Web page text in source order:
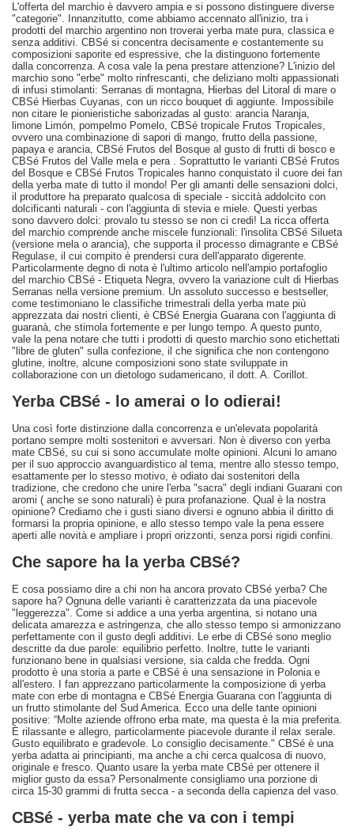
L'offerta del marchio è davvero ampia e si possono distinguere diverse
"categorie". Innanzitutto, come abbiamo accennato all'inizio, tra i
prodotti del marchio argentino non troverai yerba mate pura, classica e
senza additivi. CBSé si concentra decisamente e costantemente su
composizioni saporite ed espressive, che la distinguono fortemente
dalla concorrenza. A cosa vale la pena prestare attenzione? L'inizio del
marchio sono "erbe" molto rinfrescanti, che deliziano molti appassionati
di infusi stimolanti: Serranas di montagna, Hierbas del Litoral di mare o
CBSé Hierbas Cuyanas, con un ricco bouquet di aggiunte. Impossibile
non citare le pionieristiche saborizadas al gusto: arancia Naranja,
limone Limón, pompelmo Pomelo, CBSé tropicale Frutos Tropicales,
ovvero una combinazione di sapori di mango, frutto della passione,
papaya e arancia, CBSé Frutos del Bosque al gusto di frutti di bosco e
CBSé Frutos del Valle mela e pera . Soprattutto le varianti CBSé Frutos
del Bosque e CBSé Frutos Tropicales hanno conquistato il cuore dei fan
della yerba mate di tutto il mondo! Per gli amanti delle sensazioni dolci,
il produttore ha preparato qualcosa di speciale - siccità addolcito con
dolcificanti naturali - con l'aggiunta di stevia e miele. Questi yerbas
sono davvero dolci: provalo tu stesso se non ci credi! La ricca offerta
del marchio comprende anche miscele funzionali: l'insolita CBSé Silueta
(versione mela o arancia), che supporta il processo dimagrante e CBSé
Regulase, il cui compito è prendersi cura dell'apparato digerente.
Particolarmente degno di nota è l'ultimo articolo nell'ampio portafoglio
del marchio CBSé - Etiqueta Negra, ovvero la variazione cult di Hierbas
Serranas nella versione premium. Un assoluto successo e bestseller,
come testimoniano le classifiche trimestrali della yerba mate più
apprezzata dai nostri clienti, è CBSé Energia Guarana con l'aggiunta di
guaranà, che stimola fortemente e per lungo tempo. A questo punto,
vale la pena notare che tutti i prodotti di questo marchio sono etichettati
"libre de gluten" sulla confezione, il che significa che non contengono
glutine, inoltre, alcune composizioni sono state sviluppate in
collaborazione con un dietologo sudamericano, il dott. A. Corillot.
Yerba CBSé - lo amerai o lo odierai!
Una così forte distinzione dalla concorrenza e un'elevata popolarità
portano sempre molti sostenitori e avversari. Non è diverso con yerba
mate CBSé, su cui si sono accumulate molte opinioni. Alcuni lo amano
per il suo approccio avanguardistico al tema, mentre allo stesso tempo,
esattamente per lo stesso motivo, è odiato dai sostenitori della
tradizione, che credono che unire l'erba "sacra" degli indiani Guarani con
aromi ( anche se sono naturali) è pura profanazione. Qual è la nostra
opinione? Crediamo che i gusti siano diversi e ognuno abbia il diritto di
formarsi la propria opinione, e allo stesso tempo vale la pena essere
aperti alle novità e ampliare i propri orizzonti, senza porsi rigidi confini.
Che sapore ha la yerba CBSé?
E cosa possiamo dire a chi non ha ancora provato CBSé yerba? Che
sapore ha? Ognuna delle varianti è caratterizzata da una piacevole
"leggerezza". Come si addice a una yerba argentina, si notano una
delicata amarezza e astringenza, che allo stesso tempo si armonizzano
perfettamente con il gusto degli additivi. Le erbe di CBSé sono meglio
descritte da due parole: equilibrio perfetto. Inoltre, tutte le varianti
funzionano bene in qualsiasi versione, sia calda che fredda. Ogni
prodotto è una storia a parte e CBSé è una sensazione in Polonia e
all'estero. I fan apprezzano particolarmente la composizione di yerba
mate con erbe di montagna e CBSé Energia Guarana con l'aggiunta di
un frutto stimolante del Sud America. Ecco una delle tante opinioni
positive: “Molte aziende offrono erba mate, ma questa è la mia preferita.
È rilassante e allegro, particolarmente piacevole durante il relax serale.
Gusto equilibrato e gradevole. Lo consiglio decisamente." CBSé è una
yerba adatta ai principianti, ma anche a chi cerca qualcosa di nuovo,
originale e fresco. Quanto usare la yerba mate CBSé per ottenere il
miglior gusto da essa? Personalmente consigliamo una porzione di
circa 15-30 grammi di frutta secca - a seconda della capienza del vaso.
CBSé - yerba mate che va con i tempi